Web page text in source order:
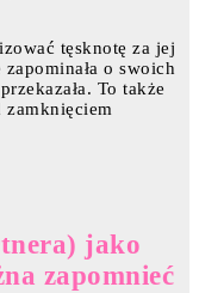
tęsknotę za jej
o swoich
To także
jako
zapomnieć